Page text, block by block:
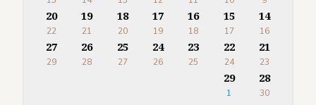
14
16
15
17
16
18
17
19
18
20
19
21
20
22
21
23
22
24
23
25
24
26
25
27
26
28
27
29
28
30
29
1